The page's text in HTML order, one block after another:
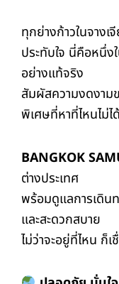
ทุกย่างก้าวในจางเ
ประทับใจ นี่คือหนึ่ง
อย่างแท้จริง
สัมผัสความงดงาม
พิเศษที่หาที่ไหนไม่ไ
BANGKOK
ต่างประเทศ
พร้อมดูแลการเดิน
และสะดวกสบาย
ไม่ว่าจะอยู่ที่ไหน ก็